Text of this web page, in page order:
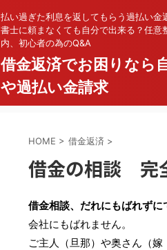
払い過ぎた利息を返してもらう過払い
書士に頼まなくても自分で出来る？任意
内、初心者の為のQ&A
借金返済でお困りなら
や過払い金請求
HOME > 借金返済 >
借金の相談 完
借金相談、だれにもばれずに
会社にもばれません。
ご主人（旦那）や奥さん（嫁